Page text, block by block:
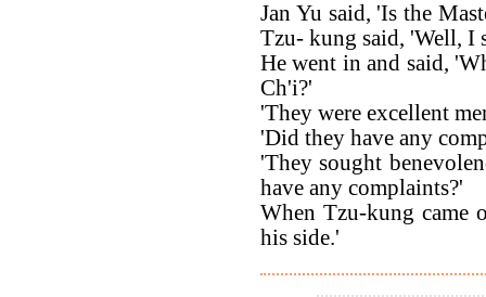
Jan Yu said, 'Is the
Tzu- kung said, 'Well, I
He went in and said,
Ch'i?'
'They were excellent
'Did they have any
'They sought
have any complaints?'
When Tzu-kung came
his side.'